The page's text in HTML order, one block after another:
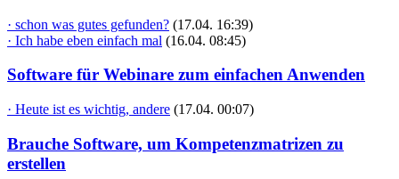
· schon was gutes gefunden? (17.04. 16:39)
· Ich habe eben einfach mal (16.04. 08:45)
Software für Webinare zum einfachen Anwenden
· Heute ist es wichtig, andere (17.04. 00:07)
Brauche Software, um Kompetenzmatrizen zu
erstellen